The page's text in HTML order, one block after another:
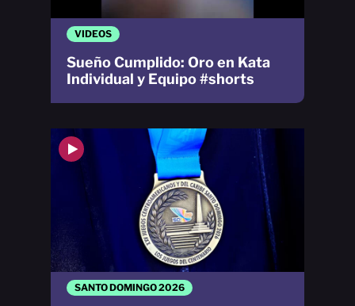
SANTO DOMINGO 2026
VIDEOS
Sueño Cumplido: Oro en Kata
Individual y Equipo #shorts